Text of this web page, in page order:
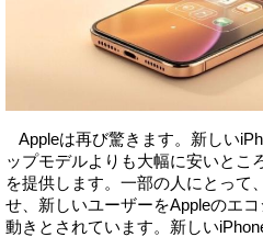
Appleは再び驚きます。新しい
ップモデルよりも大幅に安いとこ
を提供します。一部の人にとって
せ、新しいユーザーをAppleのエ
動きとされています。新しい